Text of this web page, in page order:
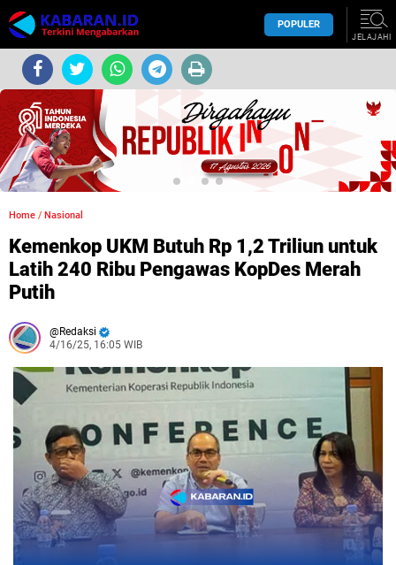
POPULER
JELAJAHI
Home / Nasional
Kemenkop UKM Butuh Rp 1,2 Triliun untuk
Latih 240 Ribu Pengawas KopDes Merah
Putih
Redaksi
4/16/25, 16:05 WIB